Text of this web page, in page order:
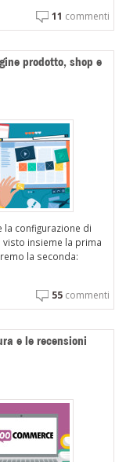
11 commenti
prodotto, shop e
la configurazione di
insieme la prima
la seconda:
55 commenti
e le recensioni